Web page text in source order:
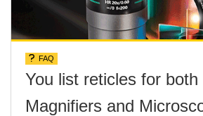
FAQ
You list reticles for both
Magnifiers and